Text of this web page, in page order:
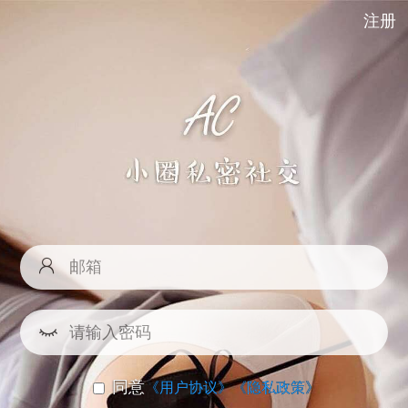
注册
同意《用户协议》《隐私政策》